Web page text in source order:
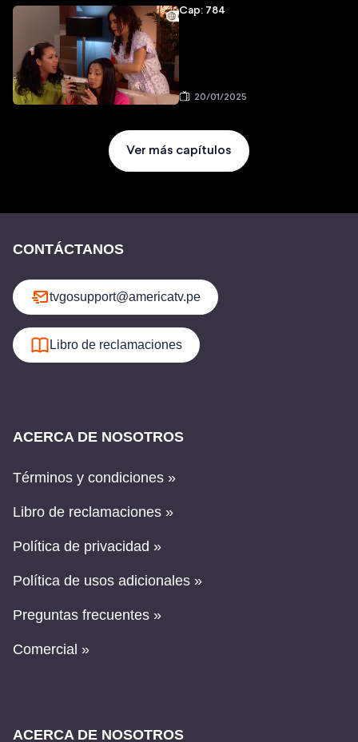
Cap: 784
20/01/2025
Ver más capítulos
CONTÁCTANOS
tvgosupport@americatv.pe
Libro de reclamaciones
ACERCA DE NOSOTROS
Términos y condiciones »
Libro de reclamaciones »
Política de privacidad »
Política de usos adicionales »
Preguntas frecuentes »
Comercial »
ACERCA DE NOSOTROS